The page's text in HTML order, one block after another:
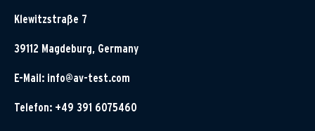
Klewitzstraße 7
39112 Magdeburg, Germany
E-Mail: info@av-test.com
Telefon: +49 391 6075460